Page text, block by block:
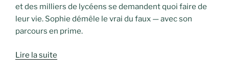
et des milliers de lycéens se demandent quoi faire de
leur vie. Sophie démêle le vrai du faux — avec son
parcours en prime.
Lire la suite